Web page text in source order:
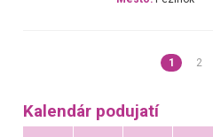
1 2
Kalendár podujatí